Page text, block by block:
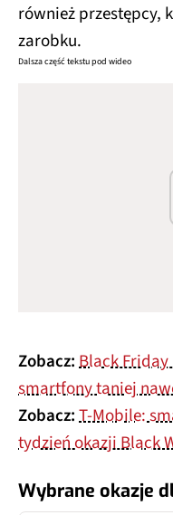
również przestępcy,
zarobku.
Dalsza część tekstu pod wideo
Zobacz:Black
smartfony taniej
Zobacz:T-Mobile:
tydzień okazji Black
Wybrane okazje